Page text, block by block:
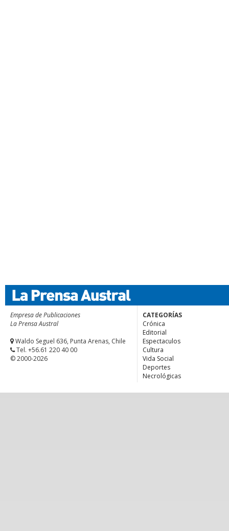
Empresa de Publicaciones
La Prensa Austral
Waldo Seguel 636, Punta Arenas, Chile
Tel. +56.61 220 40 00
© 2000-2026
CATEGORÍAS
Crónica
Editorial
Espectaculos
Cultura
Vida Social
Deportes
Necrológicas